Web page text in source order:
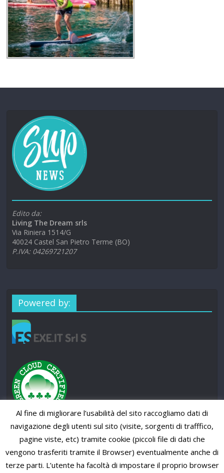
Edito da:
Living The Dream srls
Via Riniera 1514/G
40024 Castel San Pietro Terme (BO)
P.IVA: 04269721207
Powered by:
Al fine di migliorare l’usabilità del sito raccogliamo dati di
navigazione degli utenti sul sito (visite, sorgenti di trafffico,
pagine viste, etc) tramite cookie (piccoli file di dati che
vengono trasferiti tramite il Browser) eventualmente anche di
terze parti. L’utente ha facoltà di impostare il proprio browser